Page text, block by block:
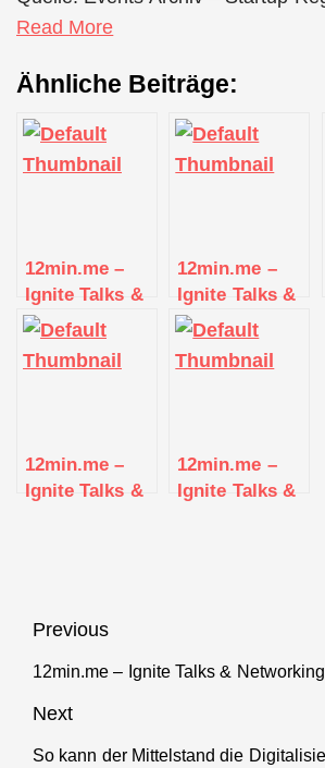
Read More
Ähnliche Beiträge:
12min.me –
Ignite Talks &
Networking |
Stuttgart
12min.me –
Ignite Talks &
Networking |
Stuttgart
12min.me –
Ignite Talks &
12min.me –
Ignite Talks &
Beitragsnavigation
Previous
Previous
12min.me – Ignite Talks &
Next
Next
So kann der Mittelstand die